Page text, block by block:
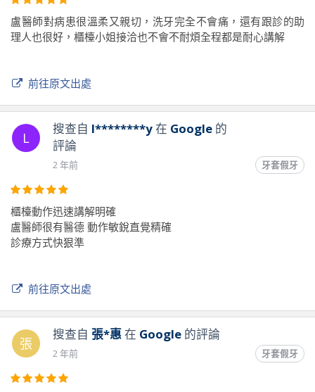
盧醫師對病患很溫柔又親切，洗牙完全不會痛，還有跟診的助
理人也很好，櫃檯小姐接洽也不會不耐煩全程都是耐心講解
前往原文出處
L
搜查自 l********y在 Google的
評論
2 年前 牙套假牙
櫃檯動作迅速講解明確
盧醫師很有醫德 動作敏銳直覺精確
診療方式快狠準
前往原文出處
張
搜查自 張*惠在 Google的評論
2 年前 牙套假牙